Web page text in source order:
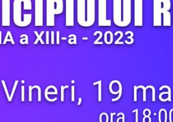
Roman